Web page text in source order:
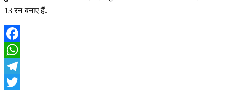
13 रन बनाए हैं.
Facebook
WhatsApp
Telegram